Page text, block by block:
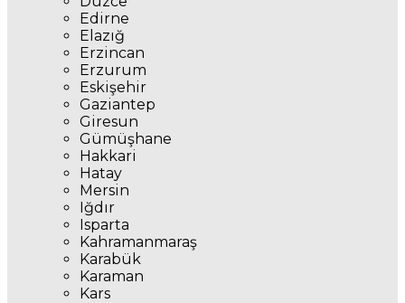
Edirne
Elazığ
Erzincan
Erzurum
Eskişehir
Gaziantep
Giresun
Gümüşhane
Hakkari
Hatay
Mersin
Iğdır
Isparta
Kahramanmaraş
Karabük
Karaman
Kars